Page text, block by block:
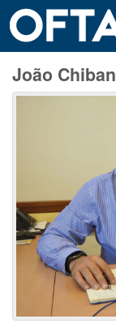
João